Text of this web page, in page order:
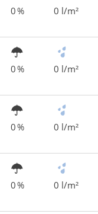
0 % 0 l/m²
0 % 0 l/m²
0 % 0 l/m²
0 % 0 l/m²